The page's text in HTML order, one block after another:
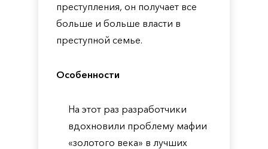
преступления, он получает все
больше и больше власти в
преступной семье.
Особенности
На этот раз разработчики
вдохновили проблему мафии
«золотого века» в лучших